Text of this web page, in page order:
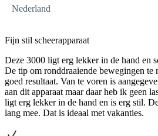
Nederland
Fijn stil scheerapparaat
Deze 3000 ligt erg lekker in de hand en
De tip om ronddraaiende bewegingen te
goed resultaat. Van te voren is
aan dit apparaat maar daar heb ik geen
ligt erg lekker in de hand en is erg stil.
lang mee. Dat is ideaal met vakanties.